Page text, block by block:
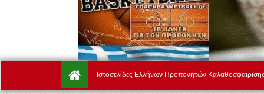
Ιστοσελίδες Ελλήνων Προπονητών Καλαθοσφαιρισης